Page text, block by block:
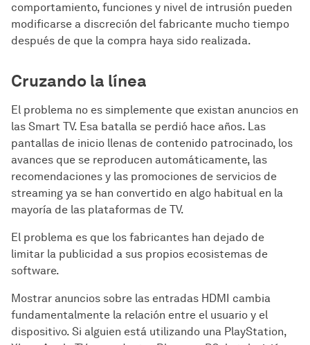
comportamiento, funciones y nivel de intrusión pueden
modificarse a discreción del fabricante mucho tiempo
después de que la compra haya sido realizada.
Cruzando la línea
El problema no es simplemente que existan anuncios en
las Smart TV. Esa batalla se perdió hace años. Las
pantallas de inicio llenas de contenido patrocinado, los
avances que se reproducen automáticamente, las
recomendaciones y las promociones de servicios de
streaming ya se han convertido en algo habitual en la
mayoría de las plataformas de TV.
El problema es que los fabricantes han dejado de
limitar la publicidad a sus propios ecosistemas de
software.
Mostrar anuncios sobre las entradas HDMI cambia
fundamentalmente la relación entre el usuario y el
dispositivo. Si alguien está utilizando una PlayStation,